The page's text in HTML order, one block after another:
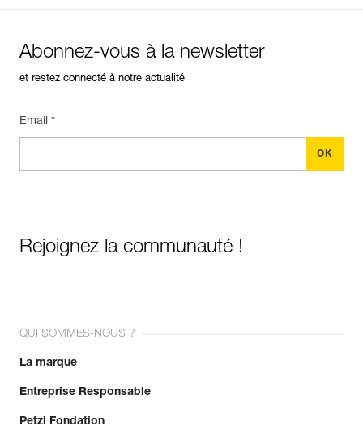
Abonnez-vous à la newsletter
et restez connecté à notre actualité
Email *
Rejoignez la communauté !
QUI SOMMES-NOUS ?
La marque
Entreprise Responsable
Petzl Fondation